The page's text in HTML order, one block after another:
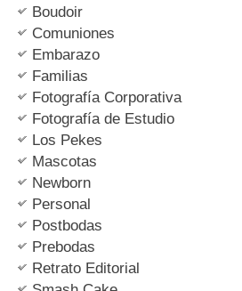
Boudoir
Comuniones
Embarazo
Familias
Fotografía Corporativa
Fotografía de Estudio
Los Pekes
Mascotas
Newborn
Personal
Postbodas
Prebodas
Retrato Editorial